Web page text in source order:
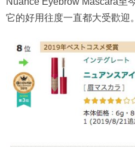
它的好用往度一直都大受歡迎。